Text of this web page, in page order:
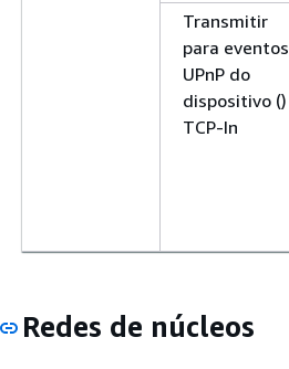
Transmitir
para eventos
UPnP do
dispositivo ()
TCP-In
Redes de núcleos